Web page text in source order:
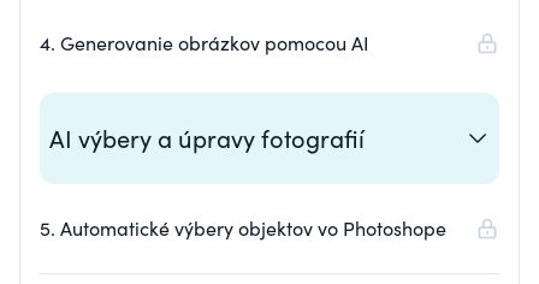
4. Generovanie obrázkov pomocou AI
AI výbery a úpravy fotografií
5. Automatické výbery objektov vo Photoshope